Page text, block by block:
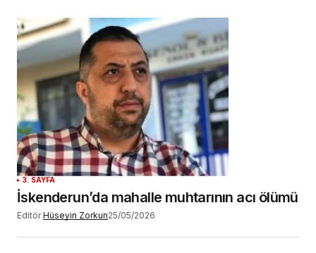
3. SAYFA
İskenderun’da mahalle muhtarının acı ölümü
Editör Hüseyin Zorkun25/05/2026